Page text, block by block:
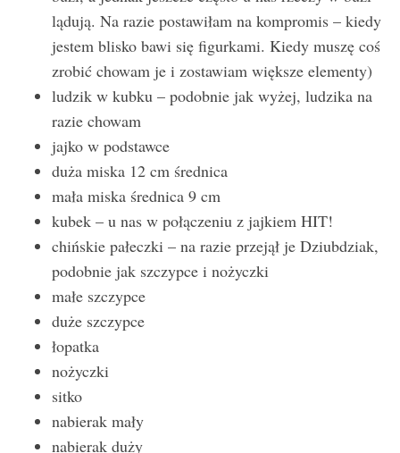
lądują. Na razie postawiłam na kompromis – kiedy
jestem blisko bawi się figurkami. Kiedy muszę coś
zrobić chowam je i zostawiam większe elementy)
ludzik w kubku – podobnie jak wyżej, ludzika na
razie chowam
jajko w podstawce
duża miska 12 cm średnica
mała miska średnica 9 cm
kubek – u nas w połączeniu z jajkiem HIT!
chińskie pałeczki – na razie przejął je Dziubdziak,
podobnie jak szczypce i nożyczki
małe szczypce
duże szczypce
łopatka
nożyczki
sitko
nabierak mały
nabierak duży